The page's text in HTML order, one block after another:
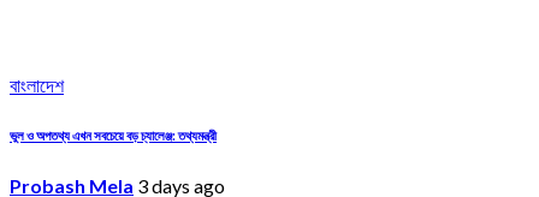
বাংলাদেশ
ভুল ও অপতথ্য এখন সবচেয়ে বড় চ্যালেঞ্জ: তথ্যমন্ত্রী
Probash Mela 3 days ago